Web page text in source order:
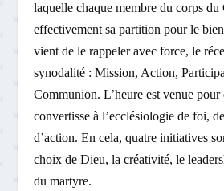
laquelle chaque membre du corps
effectivement sa partition pour le
vient de le rappeler avec force, le
synodalité : Mission, Action,
Communion. L’heure est venue pour
convertisse à l’ecclésiologie de foi,
d’action. En cela, quatre initiatives
choix de Dieu, la créativité, le
du martyre.